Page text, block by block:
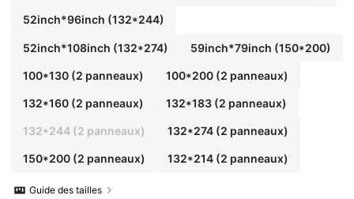
52inch*96inch (132*244)
52inch*108inch (132*274) 59inch*79inch (150*200)
100*130 (2 panneaux) 100*200 (2 panneaux)
132*160 (2 panneaux) 132*183 (2 panneaux)
132*244 (2 panneaux) 132*274 (2 panneaux)
150*200 (2 panneaux) 132*214 (2 panneaux)
Guide des tailles